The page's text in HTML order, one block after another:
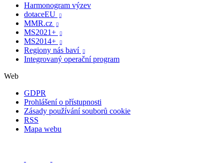
Harmonogram výzev
dotaceEU

MMR.cz 
MS2021+ 
MS2014+ 
Regiony nás baví 
Integrovaný operační program
Web
GDPR
Prohlášení o přístupnosti
Zásady používání souborů cookie
RSS
Mapa webu